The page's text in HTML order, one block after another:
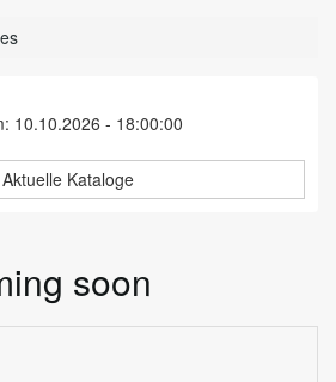
10.10.2026 - 18:00:00
Aktuelle Kataloge
soon